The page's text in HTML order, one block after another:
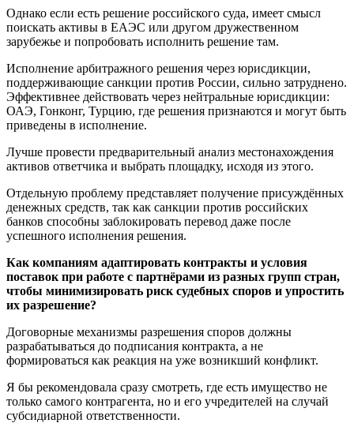
Однако если есть решение российского суда, имеет смысл
поискать активы в ЕАЭС или другом дружественном
зарубежье и попробовать исполнить решение там.
Исполнение арбитражного решения через юрисдикции,
поддерживающие санкции против России, сильно затруднено.
Эффективнее действовать через нейтральные юрисдикции:
ОАЭ, Гонконг, Турцию, где решения признаются и могут быть
приведены в исполнение.
Лучше провести предварительный анализ местонахождения
активов ответчика и выбрать площадку, исходя из этого.
Отдельную проблему представляет получение присуждённых
денежных средств, так как санкции против российских
банков способны заблокировать перевод даже после
успешного исполнения решения.
Как компаниям адаптировать контракты и условия
поставок при работе с партнёрами из разных групп стран,
чтобы минимизировать риск судебных споров и упростить
их разрешение?
Договорные механизмы разрешения споров должны
разрабатываться до подписания контракта, а не
формироваться как реакция на уже возникший конфликт.
Я бы рекомендовала сразу смотреть, где есть имущество не
только самого контрагента, но и его учредителей на случай
субсидиарной ответственности.